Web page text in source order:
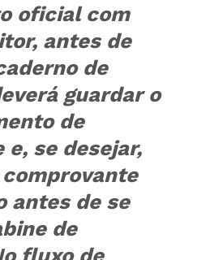
oficial com
antes de
de
guardar o
de
e, se desejar,
comprovante
antes de se
de
fluxo de